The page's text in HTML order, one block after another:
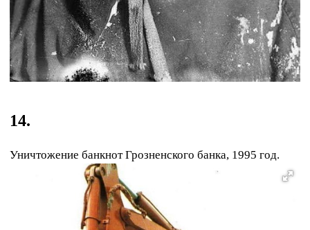
14.
Уничтожение банкнот Грозненского банка, 1995 год.